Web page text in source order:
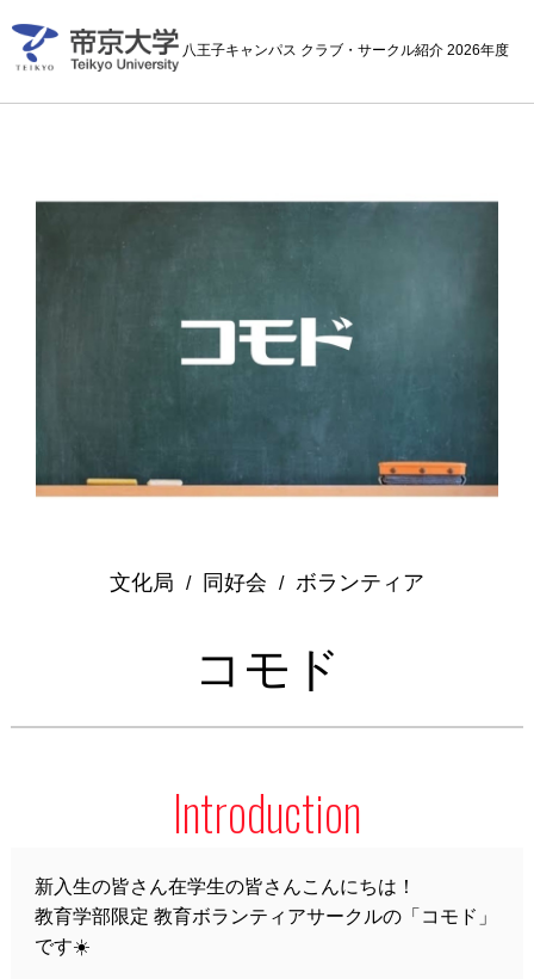
八王子キャンパス クラブ・サークル紹介 2026年度
文化局 / 同好会 / ボランティア
コモド
Introduction
新入生の皆さん在学生の皆さんこんにちは！
教育学部限定 教育ボランティアサークルの「コモド」
です☀️